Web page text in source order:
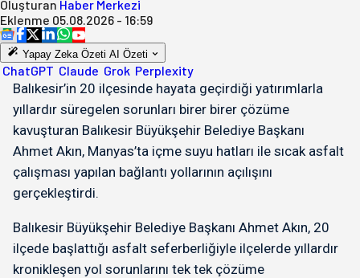
Oluşturan Haber Merkezi
Eklenme 05.08.2026 - 16:59
Yapay Zeka Özeti AI Özeti
ChatGPT Claude Grok Perplexity
Balıkesir’in 20 ilçesinde hayata geçirdiği yatırımlarla
yıllardır süregelen sorunları birer birer çözüme
kavuşturan Balıkesir Büyükşehir Belediye Başkanı
Ahmet Akın, Manyas’ta içme suyu hatları ile sıcak asfalt
çalışması yapılan bağlantı yollarının açılışını
gerçekleştirdi.
Balıkesir Büyükşehir Belediye Başkanı Ahmet Akın, 20
ilçede başlattığı asfalt seferberliğiyle ilçelerde yıllardır
kronikleşen yol sorunlarını tek tek çözüme